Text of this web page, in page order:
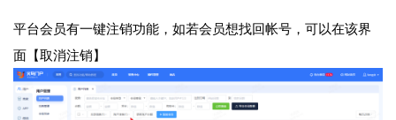
平台会员有一键注销功能，如若会员想找回帐号，可以在该界
面【取消注销】